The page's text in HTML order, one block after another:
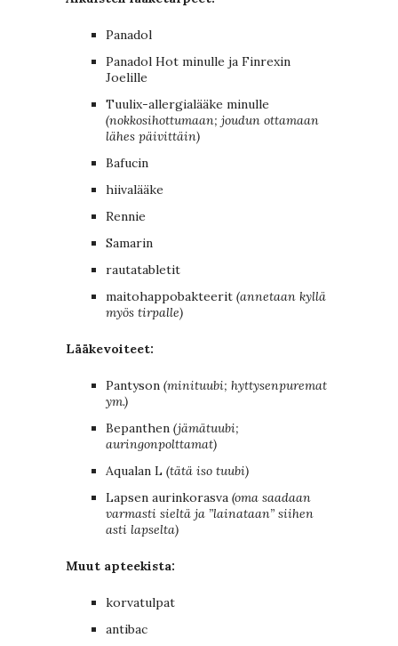
Panadol
Panadol Hot minulle ja Finrexin
Joelille
Tuulix-allergialääke minulle
(nokkosihottumaan; joudun ottamaan
lähes päivittäin)
Bafucin
hiivalääke
Rennie
Samarin
rautatabletit
maitohappobakteerit (annetaan kyllä
myös tirpalle)
Lääkevoiteet:
Pantyson (minituubi; hyttysenpuremat
ym.)
Bepanthen (jämätuubi;
auringonpolttamat)
Aqualan L (tätä iso tuubi)
Lapsen aurinkorasva (oma saadaan
varmasti sieltä ja ”lainataan” siihen
asti lapselta)
Muut apteekista:
korvatulpat
antibac